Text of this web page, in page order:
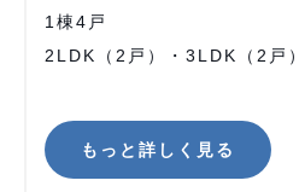
1棟4戸
2LDK（2戸）・3LDK（2戸）
もっと詳しく見る